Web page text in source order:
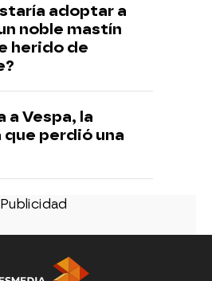
adoptar a
noble mastín
herido de
a Vespa, la
perdió una